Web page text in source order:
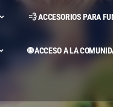
💨 ACCESORIOS PARA
🌐 ACCESO A LA